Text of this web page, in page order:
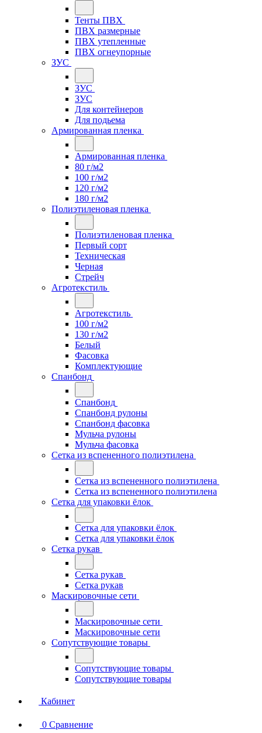
Тенты ПВХ
ПВХ размерные
ПВХ утепленные
ПВХ огнеупорные
ЗУС
ЗУС
ЗУС
Для контейнеров
Для подьема
Армированная пленка
Армированная пленка
80 г/м2
100 г/м2
120 г/м2
180 г/м2
Полиэтиленовая пленка
Полиэтиленовая пленка
Первый сорт
Техническая
Черная
Стрейч
Агротекстиль
Агротекстиль
100 г/м2
130 г/м2
Белый
Фасовка
Комплектующие
Спанбонд
Спанбонд
Спанбонд рулоны
Спанбонд фасовка
Мульча рулоны
Мульча фасовка
Сетка из вспененного полиэтилена
Сетка из вспененного полиэтилена
Сетка из вспененного полиэтилена
Сетка для упаковки ёлок
Сетка для упаковки ёлок
Сетка для упаковки ёлок
Сетка рукав
Сетка рукав
Сетка рукав
Маскировочные сети
Маскировочные сети
Маскировочные сети
Сопутствующие товары
Сопутствующие товары
Сопутствующие товары
Кабинет
0 Сравнение